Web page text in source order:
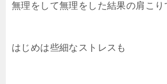
無理をして無理をした結果の肩こり
はじめは些細なストレスも